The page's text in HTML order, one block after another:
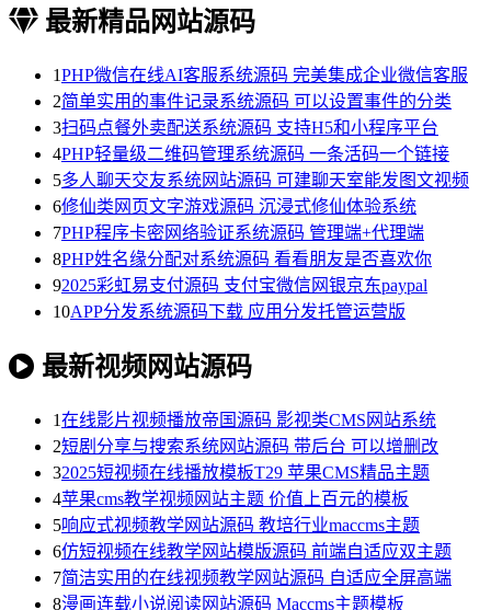
最新精品网站源码
1PHP微信在线AI客服系统源码 完美集成企业微信客服
2简单实用的事件记录系统源码 可以设置事件的分类
3扫码点餐外卖配送系统源码 支持H5和小程序平台
4PHP轻量级二维码管理系统源码 一条活码一个链接
5多人聊天交友系统网站源码 可建聊天室能发图文视频
6修仙类网页文字游戏源码 沉浸式修仙体验系统
7PHP程序卡密网络验证系统源码 管理端+代理端
8PHP姓名缘分配对系统源码 看看朋友是否喜欢你
92025彩虹易支付源码 支付宝微信网银京东paypal
10APP分发系统源码下载 应用分发托管运营版
最新视频网站源码
1在线影片视频播放帝国源码 影视类CMS网站系统
2短剧分享与搜索系统网站源码 带后台 可以增删改
32025短视频在线播放模板T29 苹果CMS精品主题
4苹果cms教学视频网站主题 价值上百元的模板
5响应式视频教学网站源码 教培行业maccms主题
6仿短视频在线教学网站模版源码 前端自适应双主题
7简洁实用的在线视频教学网站源码 自适应全屏高端
8漫画连载小说阅读网站源码 Maccms主题模板